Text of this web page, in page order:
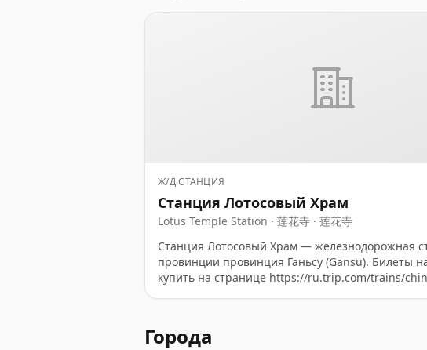
Ж/Д СТАНЦИЯ
Станция Лотосовый Храм
Lotus Temple Station · 莲花寺 · 莲花寺
Станция Лотосовый Храм — железнодорожная
провинции провинция Ганьсу (Gansu). Билеты
купить на странице https://ru.trip.com/trains/
Города